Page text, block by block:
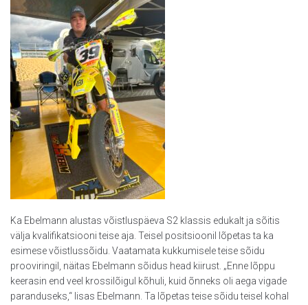
Ka Ebelmann alustas võistluspäeva S2 klassis edukalt ja sõitis
välja kvalifikatsiooni teise aja. Teisel positsioonil lõpetas ta ka
esimese võistlussõidu. Vaatamata kukkumisele teise sõidu
prooviringil, näitas Ebelmann sõidus head kiirust. „Enne lõppu
keerasin end veel krossilõigul kõhuli, kuid õnneks oli aega vigade
paranduseks,“ lisas Ebelmann. Ta lõpetas teise sõidu teisel kohal